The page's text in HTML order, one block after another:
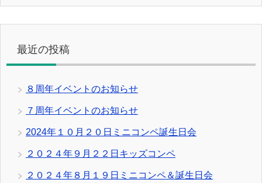
最近の投稿
８周年イベントのお知らせ
７周年イベントのお知らせ
2024年１０月２０日ミニコンペ誕生日会
２０２４年９月２２日キッズコンペ
２０２４年８月１９日ミニコンペ＆誕生日会